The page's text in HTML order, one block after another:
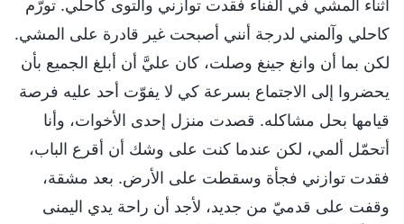
أثناء المشي في الفناء فقدت توازني والتوى كاحلي. تورّم
كاحلي وآلمني لدرجة أنني أصبحت غير قادرة على المشي.
لكن بما أن وانغ جينغ وصلت، كان عليَّ أن أبلغ الجميع بأن
يحضروا إلى الاجتماع بسرعة كي لا يفوّت أحد عليه فرصة
قيامها بحل مشاكله. قصدت منزل إحدى الأخوات، وأنا
أتحمّل ألمي، لكن عندما كنت على وشك أن أقرع الباب،
فقدت توازني فجأة وسقطت على الأرض. بعد مشقة،
وقفت على قدميّ من جديد، لأجد أن راحة يدي اليمنى